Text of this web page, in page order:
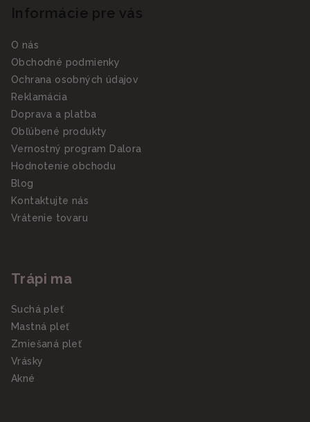
Informácie pre vás
O nás
Obchodné podmienky
Ochrana osobných údajov
Reklamácia
Doprava a platba
Obľúbené produkty
Vernostný program Dalora
Hodnotenie obchodu
Blog
Kontaktujte nás
Vrátenie tovaru
Trápi ma
Suchá pleť
Mastná pleť
Zmiešaná pleť
Vrásky
Akné